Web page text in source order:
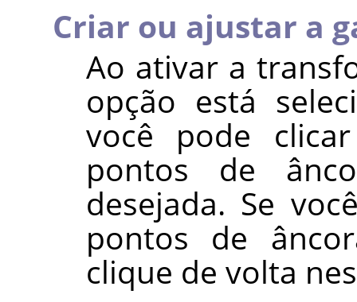
Criar ou ajustar a
Ao ativar a
opção está
você pode
pontos de
desejada. Se
pontos de
clique de volta